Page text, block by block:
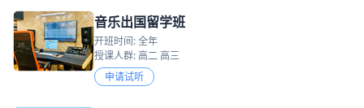
音乐出国留学班
开班时间: 全年
授课人群: 高二 高三
申请试听